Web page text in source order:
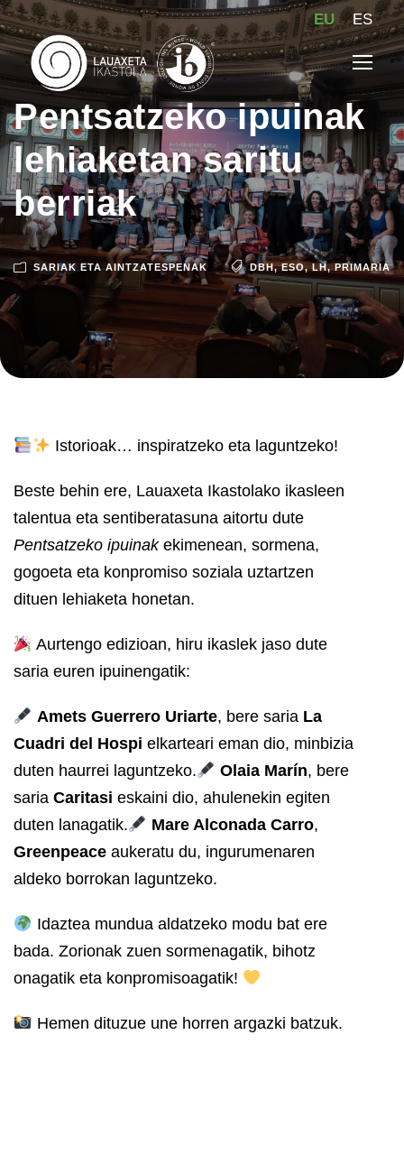
EU ES
Pentsatzeko ipuinak
lehiaketan saritu
berriak
SARIAK ETA AINTZATESPENAK DBH, ESO, LH, PRIMARIA
Istorioak… inspiratzeko eta laguntzeko!
Beste behin ere, Lauaxeta Ikastolako ikasleen
talentua eta sentiberatasuna aitortu dute
Pentsatzeko ipuinakekimenean, sormena,
gogoeta eta konpromiso soziala uztartzen
dituen lehiaketa honetan.
Aurtengo edizioan, hiru ikaslek jaso dute
saria euren ipuinengatik:
Amets Guerrero Uriarte, bere saria La
Cuadri del Hospi elkarteari eman dio, minbizia
duten haurrei laguntzeko.
Olaia Marín, bere
saria Caritasi eskaini dio, ahulenekin egiten
duten lanagatik.
Mare Alconada Carro,
Greenpeace aukeratu du, ingurumenaren
aldeko borrokan laguntzeko.
Idaztea mundua aldatzeko modu bat ere
bada. Zorionak zuen sormenagatik, bihotz
onagatik eta konpromisoagatik!
Hemen dituzue une horren argazki batzuk.